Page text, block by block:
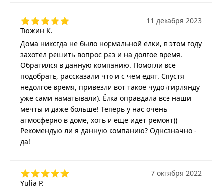
Тюжин К.
11 декабря 2023
Дома никогда не было нормальной ёлки, в этом году
захотел решить вопрос раз и на долгое время.
Обратился в данную компанию. Помогли все
подобрать, рассказали что и с чем едят. Спустя
недолгое время, привезли вот такое чудо (гирлянду
уже сами наматывали). Ёлка оправдала все наши
мечты и даже больше! Теперь у нас очень
атмосферно в доме, хоть и еще идет ремонт))
Рекомендую ли я данную компанию? Однозначно -
да!
Yulia P.
7 октября 2022